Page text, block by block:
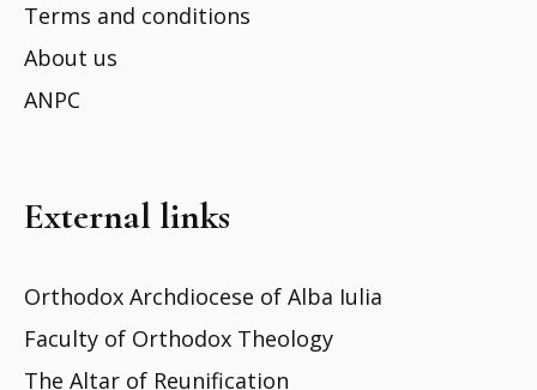
Terms and conditions
About us
ANPC
External links
Orthodox Archdiocese of Alba Iulia
Faculty of Orthodox Theology
The Altar of Reunification